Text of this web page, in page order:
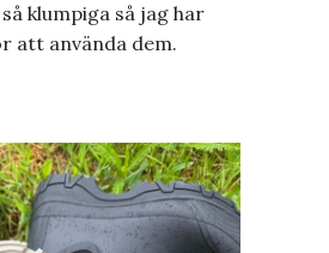
klumpiga så jag har
att använda dem.